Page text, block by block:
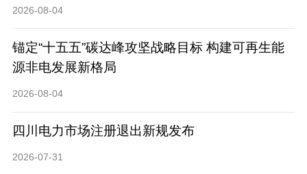
2026-08-04
锚定“十五五”碳达峰攻坚战略目标 构建可再生能
源非电发展新格局
2026-08-04
四川电力市场注册退出新规发布
2026-07-31